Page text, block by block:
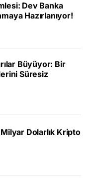
Dev Banka
Hazırlanıyor!
Büyüyor: Bir
Süresiz
Dolarlık Kripto